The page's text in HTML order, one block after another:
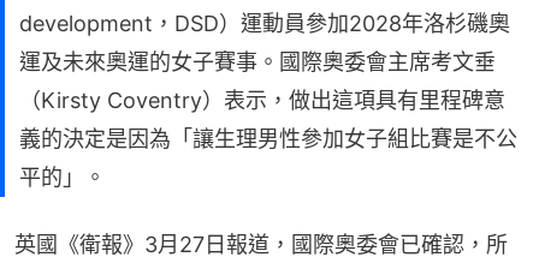
development，DSD）運動員參加2028年洛杉磯奧
運及未來奧運的女子賽事。國際奧委會主席考文垂
（Kirsty Coventry）表示，做出這項具有里程碑意
義的決定是因為「讓生理男性參加女子組比賽是不公
平的」。
英國《衛報》3月27日報道，國際奧委會已確認，所